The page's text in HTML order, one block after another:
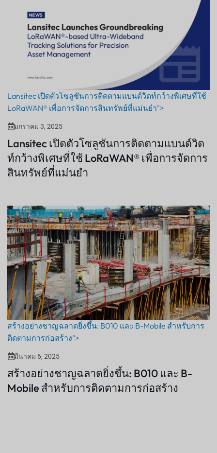
Lansitec เปิดตัวโซลูชันการติดตามแบนด์วิดท์กว้างพิเศษที่ใช้
LoRaWAN® เพื่อการจัดการสินทรัพย์ที่แม่นยำ">
มกราคม 3, 2025
Lansitec เปิดตัวโซลูชันการติดตามแบนด์วิด
ท์กว้างพิเศษที่ใช้ LoRaWAN® เพื่อการจัดการ
สินทรัพย์ที่แม่นยำ
สร้างอย่างชาญฉลาดยิ่งขึ้น: B010 และ B-Mobile สำหรับการ
ติดตามการก่อสร้าง">
มีนาคม 6, 2025
สร้างอย่างชาญฉลาดยิ่งขึ้น: B010 และ B-
Mobile สำหรับการติดตามการก่อสร้าง